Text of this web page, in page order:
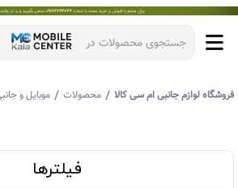
جستجوی محصولات در
لوازم جانبی ام سی کالا / محصولات / موبایل و جانبی
فیلترها